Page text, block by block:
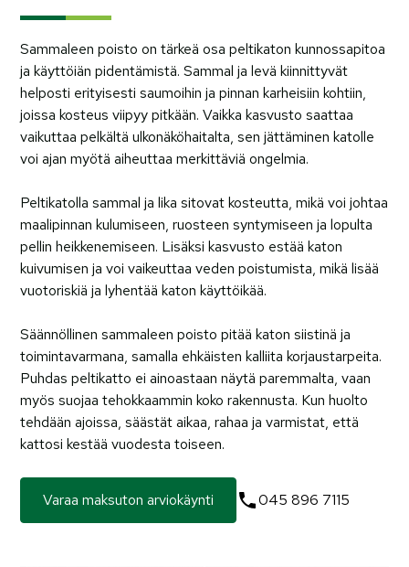
Sammaleen poisto on tärkeä osa peltikaton kunnossapitoa
ja käyttöiän pidentämistä. Sammal ja levä kiinnittyvät
helposti erityisesti saumoihin ja pinnan karheisiin kohtiin,
joissa kosteus viipyy pitkään. Vaikka kasvusto saattaa
vaikuttaa pelkältä ulkonäköhaitalta, sen jättäminen katolle
voi ajan myötä aiheuttaa merkittäviä ongelmia.
Peltikatolla sammal ja lika sitovat kosteutta, mikä voi johtaa
maalipinnan kulumiseen, ruosteen syntymiseen ja lopulta
pellin heikkenemiseen. Lisäksi kasvusto estää katon
kuivumisen ja voi vaikeuttaa veden poistumista, mikä lisää
vuotoriskiä ja lyhentää katon käyttöikää.
Säännöllinen sammaleen poisto pitää katon siistinä ja
toimintavarmana, samalla ehkäisten kalliita korjaustarpeita.
Puhdas peltikatto ei ainoastaan näytä paremmalta, vaan
myös suojaa tehokkaammin koko rakennusta. Kun huolto
tehdään ajoissa, säästät aikaa, rahaa ja varmistat, että
kattosi kestää vuodesta toiseen.
Varaa maksuton arviokäynti 045 896 7115